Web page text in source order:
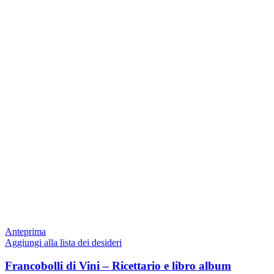
Anteprima
Aggiungi alla lista dei desideri
Francobolli di Vini – Ricettario e libro album